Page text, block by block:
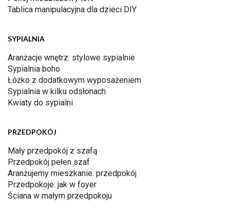
Tablica manipulacyjna dla dzieci DIY
SYPIALNIA
Aranżacje wnętrz: stylowe sypialnie
Sypialnia boho
Łóżko z dodatkowym wyposażeniem
Sypialnia w kilku odsłonach
Kwiaty do sypialni
PRZEDPOKÓJ
Mały przedpokój z szafą
Przedpokój pełen szaf
Aranżujemy mieszkanie: przedpokój
Przedpokoje: jak w foyer
Ściana w małym przedpokoju